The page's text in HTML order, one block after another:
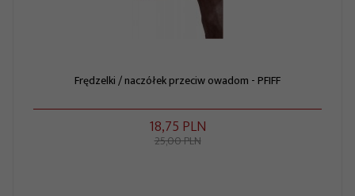
Frędzelki / naczółek przeciw owadom - PFIFF
18,75 PLN
25,00 PLN